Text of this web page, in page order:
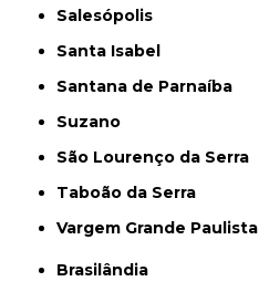
Salesópolis
Santa Isabel
Santana de Parnaíba
Suzano
São Lourenço da Serra
Taboão da Serra
Vargem Grande Paulista
Brasilândia